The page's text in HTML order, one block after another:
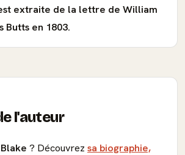
extraite de la lettre de William
Butts en 1803.
l'auteur
? Découvrez sa biographie,